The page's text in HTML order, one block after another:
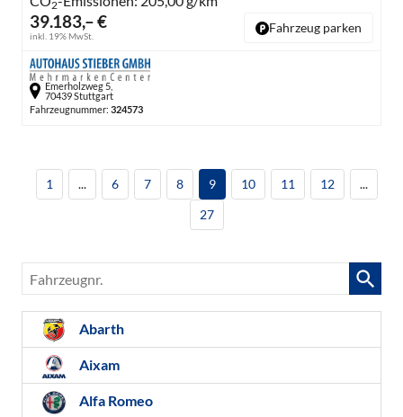
39.183,– €
inkl. 19% MwSt.
2
Fahrzeug parken
Emerholzweg 5,
70439 Stuttgart
Fahrzeugnummer: 324573
1 ... 6 7 8 9 10 11 12
...
27
Fahrzeugnr.
Abarth
Aixam
Alfa Romeo